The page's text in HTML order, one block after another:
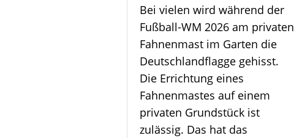
Bei vielen wird während der
Fußball-WM 2026 am privaten
Fahnenmast im Garten die
Deutschlandflagge gehisst.
Die Errichtung eines
Fahnenmastes auf einem
privaten Grundstück ist
zulässig. Das hat das